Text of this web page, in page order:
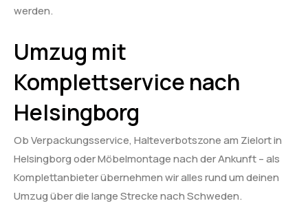
werden.
Umzug mit
Komplettservice nach
Helsingborg
Ob Verpackungsservice, Halteverbotszone am Zielort in
Helsingborg oder Möbelmontage nach der Ankunft – als
Komplettanbieter übernehmen wir alles rund um deinen
Umzug über die lange Strecke nach Schweden.